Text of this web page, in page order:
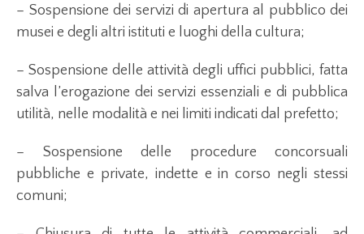
– Sospensione dei servizi di apertura al pubblico dei
musei e degli altri istituti e luoghi della cultura;
– Sospensione delle attività degli uffici pubblici, fatta
salva l’erogazione dei servizi essenziali e di pubblica
utilità, nelle modalità e nei limiti indicati dal prefetto;
– Sospensione delle procedure concorsuali
pubbliche e private, indette e in corso negli stessi
comuni;